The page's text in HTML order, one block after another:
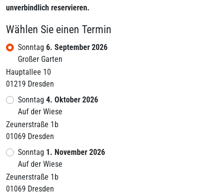
unverbindlich reservieren.
Wählen Sie einen Termin
Sonntag 6. September 2026
Großer Garten
Hauptallee 10
01219 Dresden
Sonntag 4. Oktober 2026
Auf der Wiese
Zeunerstraße 1b
01069 Dresden
Sonntag 1. November 2026
Auf der Wiese
Zeunerstraße 1b
01069 Dresden